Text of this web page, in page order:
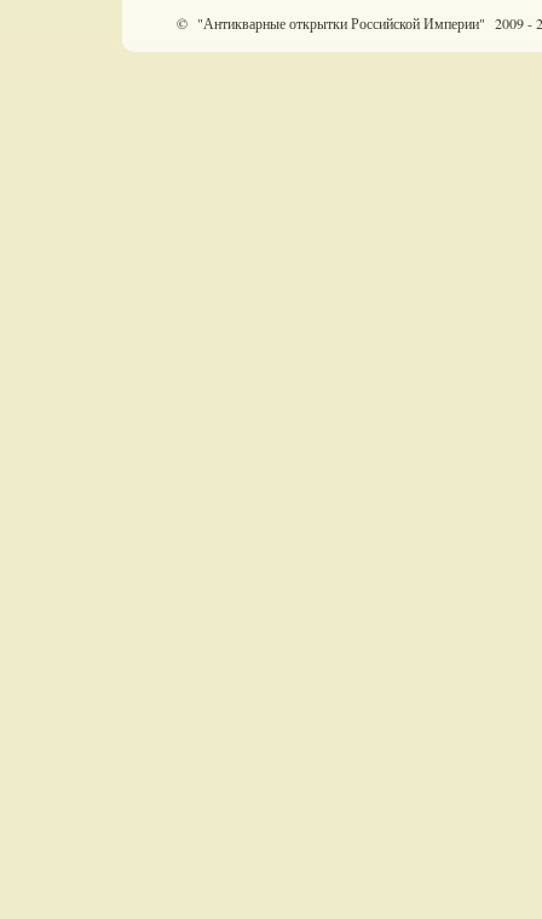
© "Антикварные открытки Российской Империи" 2009 -